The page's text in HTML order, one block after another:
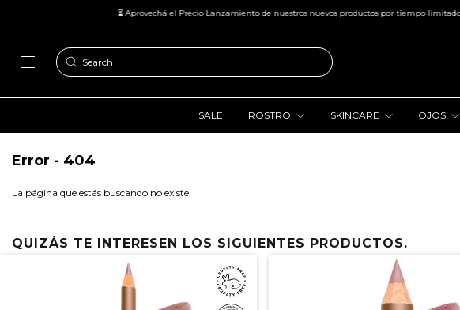
⏳ Aprovechá el Precio Lanzamiento de nuestros nuevos productos por tiempo limitado
SALE ROSTRO SKINCARE OJOS
Error - 404
La página que estás buscando no existe.
QUIZÁS TE INTERESEN LOS SIGUIENTES PRODUCTOS.